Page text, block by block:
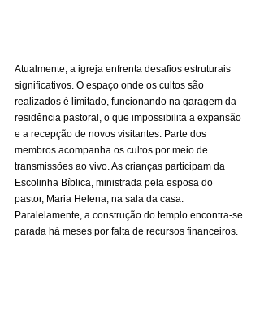
Atualmente, a igreja enfrenta desafios estruturais
significativos. O espaço onde os cultos são
realizados é limitado, funcionando na garagem da
residência pastoral, o que impossibilita a expansão
e a recepção de novos visitantes. Parte dos
membros acompanha os cultos por meio de
transmissões ao vivo. As crianças participam da
Escolinha Bíblica, ministrada pela esposa do
pastor, Maria Helena, na sala da casa.
Paralelamente, a construção do templo encontra-se
parada há meses por falta de recursos financeiros.